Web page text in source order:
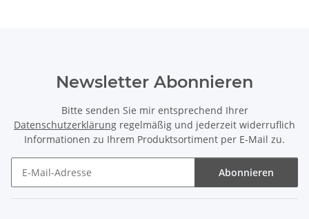
Newsletter Abonnieren
Bitte senden Sie mir entsprechend Ihrer
Datenschutzerklärung regelmäßig und jederzeit widerruflich
Informationen zu Ihrem Produktsortiment per E-Mail zu.
Abonnieren